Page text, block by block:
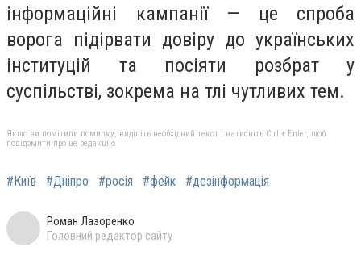
інформаційні кампанії — це спроба
ворога підірвати довіру до українських
інституцій та посіяти розбрат у
суспільстві, зокрема на тлі чутливих тем.
Якщо ви помітили помилку, виділіть необхідний текст і натисніть Ctrl + Enter, щоб
повідомити про це редакцію
#Київ #Дніпро #росія #фейк #дезінформація
Роман Лазоренко
Головний редактор сайту